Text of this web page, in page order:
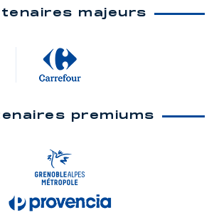
majeurs
premiums